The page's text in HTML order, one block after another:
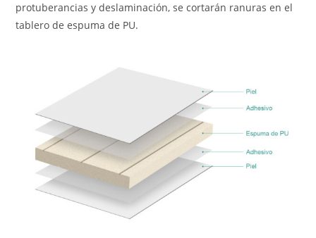
protuberancias y deslaminación, se cortarán ranuras en el
tablero de espuma de PU.